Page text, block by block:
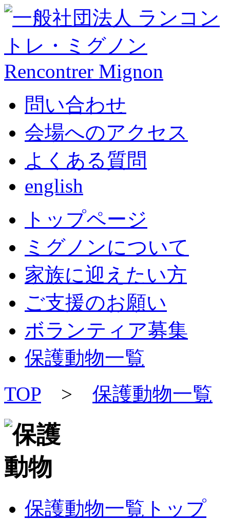
問い合わせ
会場へのアクセス
よくある質問
english
トップページ
ミグノンについて
家族に迎えたい方
ご支援のお願い
ボランティア募集
保護動物一覧
TOP > 保護動物一覧
保護動物一覧トップ